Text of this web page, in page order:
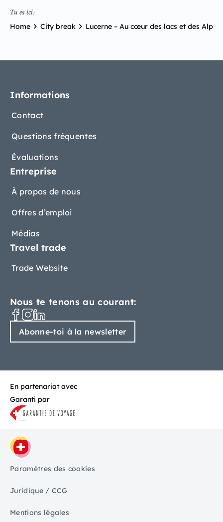
Tu es ici:
Home City break Lucerne – Au cœur des lacs et des Alpes
Informations
Contact
Questions fréquentes
Évaluations
Entreprise
À propos de nous
Offres d’emploi
Médias
Travel trade
Trade Website
Nous te tenons au courant:
Abonne-toi à la newsletter
En partenariat avec
Garanti par
Paramètres des cookies
Juridique / CCG
Mentions légales